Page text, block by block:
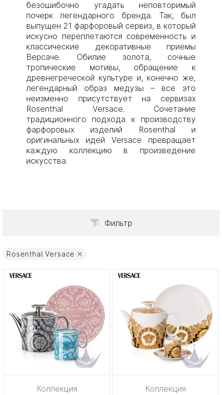
безошибочно угадать неповторимый
почерк легендарного бренда. Так, был
выпущен 21 фарфоровый сервиз, в который
искусно переплетаются современность и
классические декоративные приемы
Версаче. Обилие золота, сочные
тропические мотивы, обращение к
древнегреческой культуре и, конечно же,
легендарный образ медузы – все это
неизменно присутствует на сервизах
Rosenthal Versace. Сочетание
традиционного подхода к производству
фарфоровых изделий Rosenthal и
оригинальных идей Versace превращает
каждую коллекцию в произведение
искусства.
Фильтр
Rosenthal Versace
Коллекция Коллекция